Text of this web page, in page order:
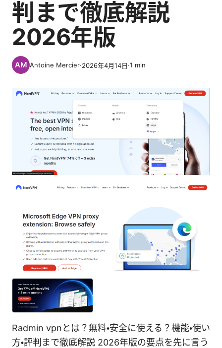
判まで徹底解説
2026年版
Antoine Mercier·2026年4月14日·1 min
Radmin vpnとは？無料・安全に使える？機能・使い
方・評判まで徹底解説 2026年版の要点を先に言う